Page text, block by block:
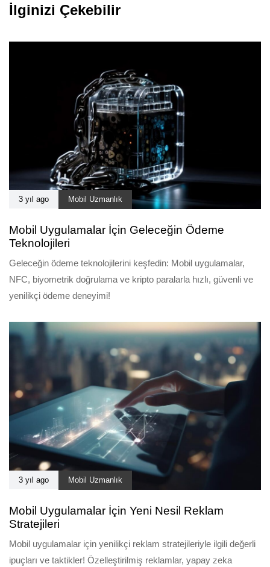
İlginizi Çekebilir
3 yıl ago Mobil Uzmanlık
Mobil Uygulamalar İçin Geleceğin Ödeme
Teknolojileri
Geleceğin ödeme teknolojilerini keşfedin: Mobil uygulamalar,
NFC, biyometrik doğrulama ve kripto paralarla hızlı, güvenli ve
yenilikçi ödeme deneyimi!
3 yıl ago Mobil Uzmanlık
Mobil Uygulamalar İçin Yeni Nesil Reklam
Stratejileri
Mobil uygulamalar için yenilikçi reklam stratejileriyle ilgili değerli
ipuçları ve taktikler! Özelleştirilmiş reklamlar, yapay zeka